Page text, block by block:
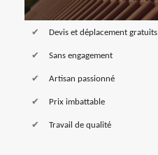
Devis et déplacement gratuits
Sans engagement
Artisan passionné
Prix imbattable
Travail de qualité